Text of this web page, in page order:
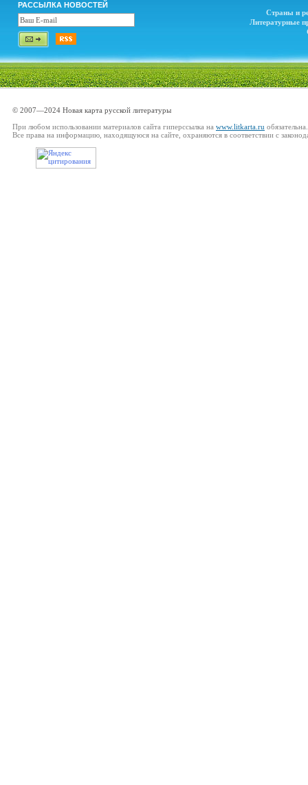
РАССЫЛКА НОВОСТЕЙ
Страны и
Литературные
© 2007—2024 Новая карта русской литературы
При любом использовании материалов сайта гиперссылка на www.litkarta.ru обязательна.
Все права на информацию, находящуюся на сайте, охраняются в соответствии с